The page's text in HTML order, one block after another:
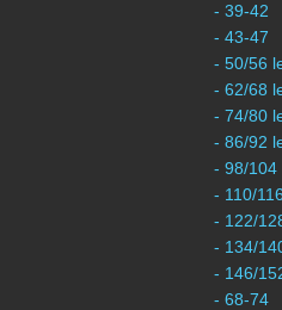
- 39-42
- 43-47
- 50/56
- 62/68
- 74/80
- 86/92
- 98/104
- 110/
- 122/
- 134/
- 146/
- 68-74